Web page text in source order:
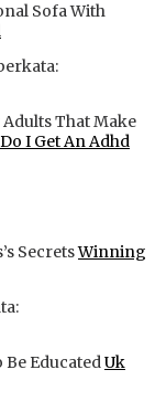
Sofa With
Adults That Make
I Get An Adhd
SecretsWinning
Be EducatedUk